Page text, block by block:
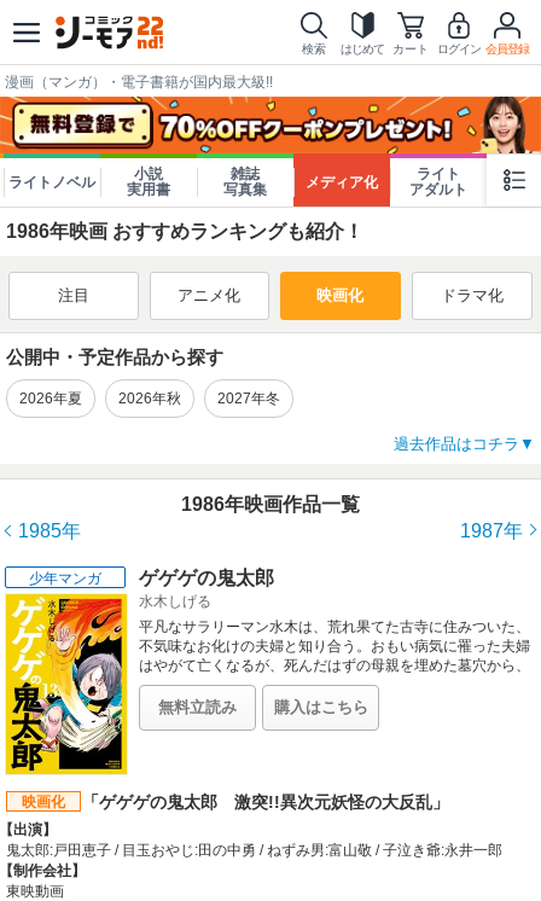
検索 はじめて カート ログイン 会員登録
漫画（マンガ）・電子書籍が国内最大級!!
ライトノベル
小説
実用書
雑誌
写真集
メディア化
ライト
アダルト
1986年映画 おすすめランキングも紹介！
注目 アニメ化 映画化 ドラマ化
公開中・予定作品から探す
2026年夏 2026年秋 2027年冬
過去作品はコチラ
1986年映画作品一覧
1985年
1987年
少年マンガ ゲゲゲの鬼太郎
水木しげる
平凡なサラリーマン水木は、荒れ果てた古寺に住みついた、
不気味なお化けの夫婦と知り合う。おもい病気に罹った夫婦
はやがて亡くなるが、死んだはずの母親を埋めた墓穴から、
赤ん坊が生まれるのだった・・・・・・。滅亡の危機にある
「妖怪族（幽霊族）」唯一の末裔。鬼太郎のあてのない旅が
無料立読み 購入はこちら
映画化 「ゲゲゲの鬼太郎 激突!!異次元妖怪の大反乱」
【出演】
鬼太郎:戸田恵子 / 目玉おやじ:田の中勇 / ねずみ男:富山敬 / 子泣き爺:永井一郎
【制作会社】
東映動画